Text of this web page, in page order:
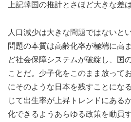
上記韓国の推計とさほど大きな差は
人口減少は大きな問題ではないと
問題の本質は高齢化率が極端に高
ど社会保障システムが破綻し、国
ことだ。少子化をこのまま放って
にそのような日本を残すことにな
じて出生率が上昇トレンドにある
化できるようあらゆる政策を動員